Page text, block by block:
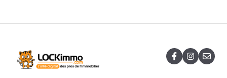
Problématique
Edition
Centre d'envoi